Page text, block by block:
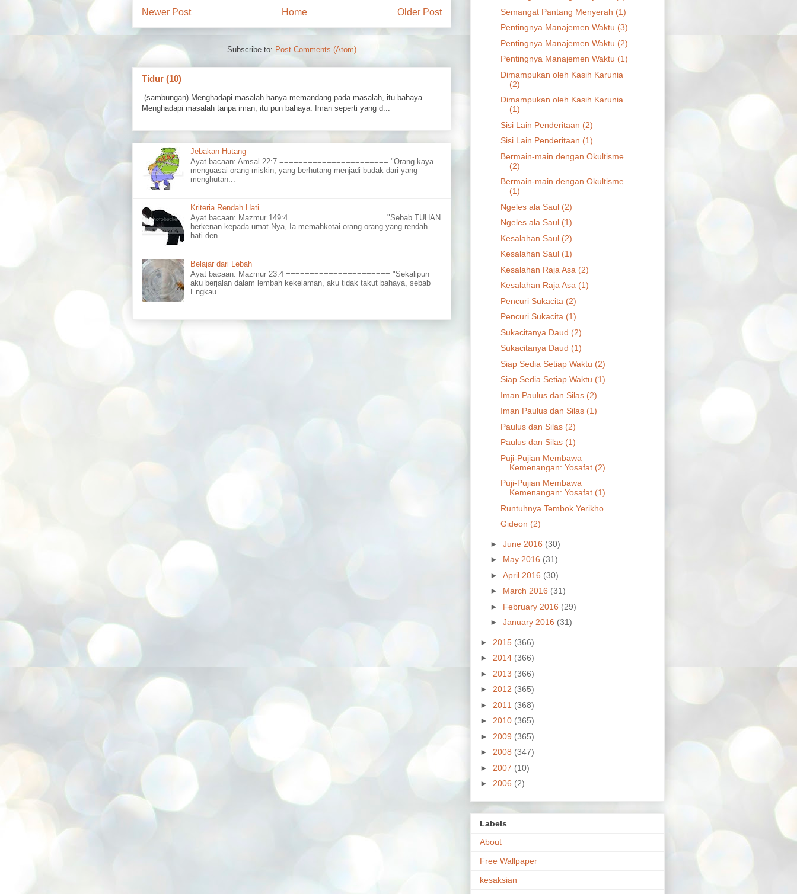
Newer Post Older Post
Home
Subscribe to: Post Comments (Atom)
Tidur (10)
(sambungan) Menghadapi masalah hanya memandang pada masalah, itu bahaya.
Menghadapi masalah tanpa iman, itu pun bahaya. Iman seperti yang d...
Jebakan Hutang
Ayat bacaan: Amsal 22:7 ======================= "Orang kaya
menguasai orang miskin, yang berhutang menjadi budak dari yang
menghutan...
Kriteria Rendah Hati
Ayat bacaan: Mazmur 149:4 ==================== "Sebab TUHAN
berkenan kepada umat-Nya, Ia memahkotai orang-orang yang rendah
hati den...
Belajar dari Lebah
Ayat bacaan: Mazmur 23:4 ====================== "Sekalipun
aku berjalan dalam lembah kekelaman, aku tidak takut bahaya, sebab
Engkau...
Semangat Pantang Menyerah (1)
Pentingnya Manajemen Waktu (3)
Pentingnya Manajemen Waktu (2)
Pentingnya Manajemen Waktu (1)
Dimampukan oleh Kasih Karunia
(2)
Dimampukan oleh Kasih Karunia
(1)
Sisi Lain Penderitaan (2)
Sisi Lain Penderitaan (1)
Bermain-main dengan Okultisme
(2)
Bermain-main dengan Okultisme
(1)
Ngeles ala Saul (2)
Ngeles ala Saul (1)
Kesalahan Saul (2)
Kesalahan Saul (1)
Kesalahan Raja Asa (2)
Kesalahan Raja Asa (1)
Pencuri Sukacita (2)
Pencuri Sukacita (1)
Sukacitanya Daud (2)
Sukacitanya Daud (1)
Siap Sedia Setiap Waktu (2)
Siap Sedia Setiap Waktu (1)
Iman Paulus dan Silas (2)
Iman Paulus dan Silas (1)
Paulus dan Silas (2)
Paulus dan Silas (1)
Puji-Pujian Membawa
Kemenangan: Yosafat (2)
Puji-Pujian Membawa
Kemenangan: Yosafat (1)
Runtuhnya Tembok Yerikho
Gideon (2)
► June 2016 (30)
► May 2016 (31)
► April 2016 (30)
► March 2016 (31)
► February 2016 (29)
► January 2016 (31)
► 2015 (366)
► 2014 (366)
► 2013 (366)
► 2012 (365)
► 2011 (368)
► 2010 (365)
► 2009 (365)
► 2008 (347)
► 2007 (10)
► 2006 (2)
Labels
About
Free Wallpaper
kesaksian